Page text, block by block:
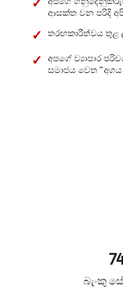
ආසක්ත වන පරිදි
තරඟකාරීත්වය තුළ
අපගේ ව්‍යාපාර
සමාජය වෙත “අගය
බැංකු